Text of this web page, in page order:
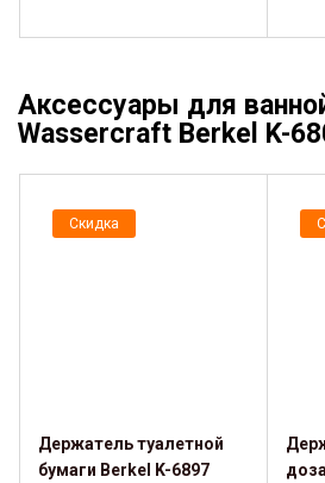
Аксессуары для
Wassercraft Berkel K-
Скидка
Держатель туалетной
бумаги Berkel K-6897